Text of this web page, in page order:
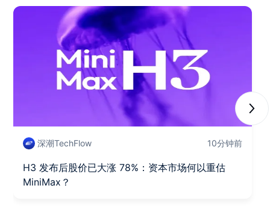
深潮TechFlow 10分钟前
H3 发布后股价已大涨 78%：资本市场何以重估
MiniMax？